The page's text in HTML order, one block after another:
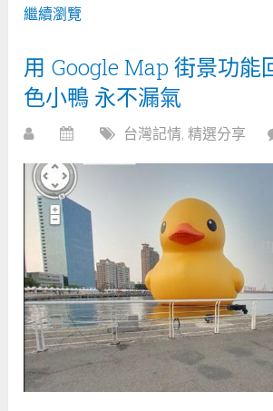
繼續瀏覽
用 Google Map 街景功能
色小鴨 永不漏氣
台灣記情,精選分享